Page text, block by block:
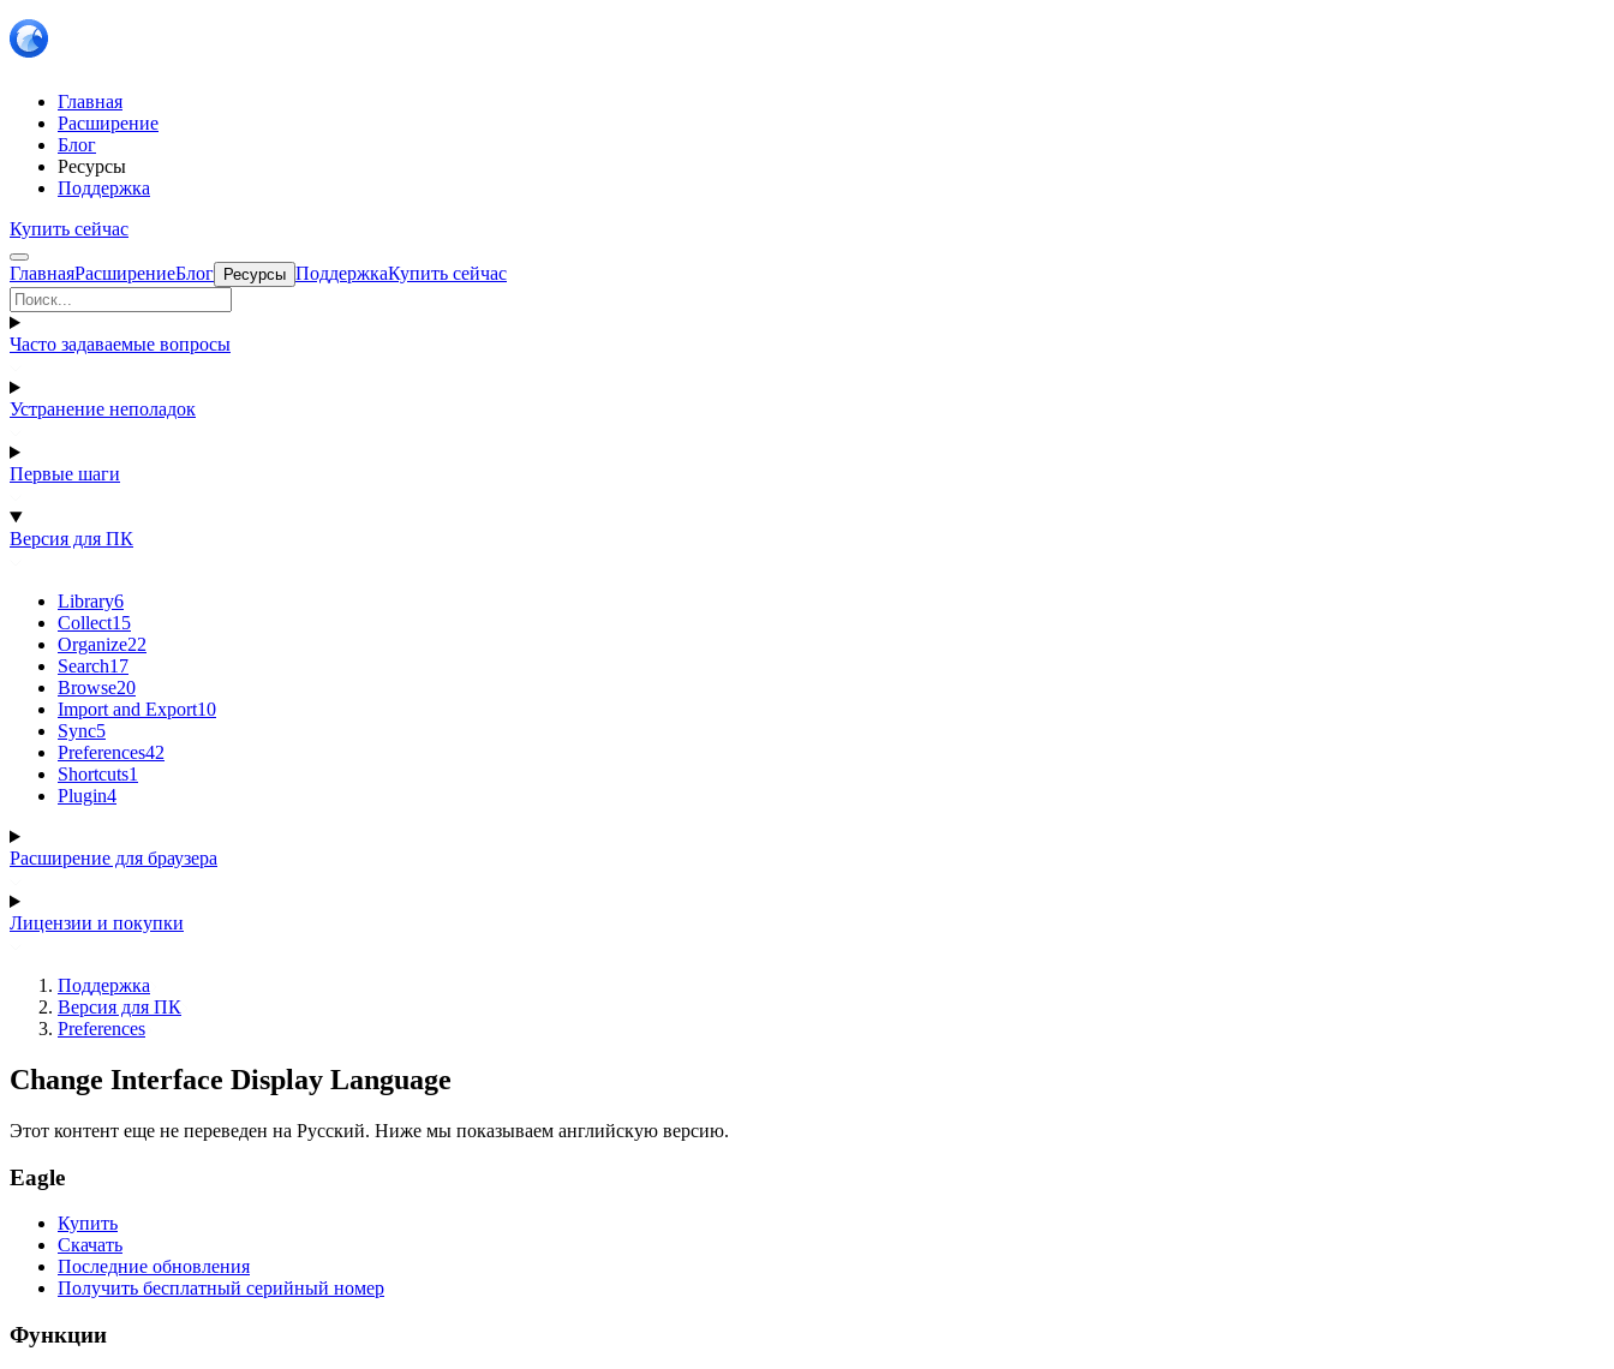
Главная
Расширение
Блог
Ресурсы
Поддержка
Купить сейчас
ГлавнаяРасширениеБлог Ресурсы ПоддержкаКупить сейчас
Часто задаваемые вопросы
Устранение неполадок
Первые шаги
Версия для ПК
Library6
Collect15
Organize22
Search17
Browse20
Import and Export10
Sync5
Preferences42
Shortcuts1
Plugin4
Расширение для браузера
Лицензии и покупки
Поддержка
Версия для ПК
Preferences
Change Interface Display Language
Этот контент еще не переведен на Русский. Ниже мы показываем английскую версию.
Eagle
Купить
Скачать
Последние обновления
Получить бесплатный серийный номер
Функции